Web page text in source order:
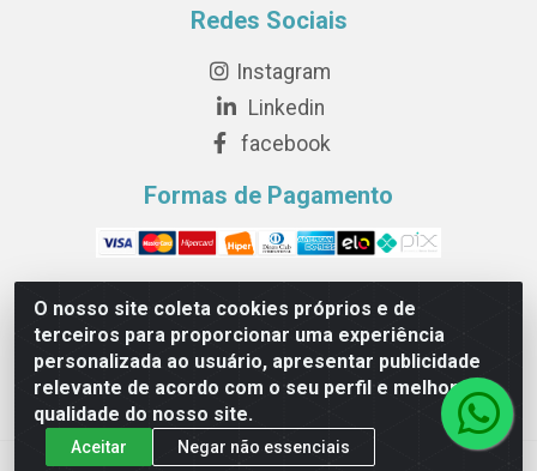
O nosso site coleta cookies próprios e de
terceiros para proporcionar uma experiência
personalizada ao usuário, apresentar publicidade
relevante de acordo com o seu perfil e melhorar a
qualidade do nosso site.
Aceitar Negar não essenciais
Redes Sociais
Instagram
Linkedin
facebook
Formas de Pagamento
Novesete Distribuidora LTDA - Avenida Setecentos, S/N,
Terminal Intermodal da Serra, Serra/ES - CEP 29161-
414 - CNPJ 29.479.604/0001-44